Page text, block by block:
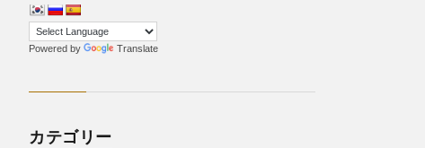
Powered by Translate
カテゴリー